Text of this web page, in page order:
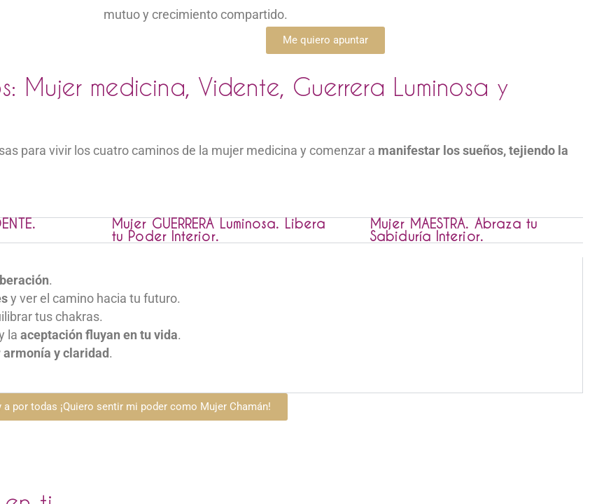
mutuo y crecimiento compartido.
Me quiero apuntar
Mujer medicina, Vidente, Guerrera Luminosa y
para vivir los cuatro caminos de la mujer medicina y comenzar a manifestar los sueños, tejiendo la
Mujer GUERRERA Luminosa. Libera
tu Poder Interior.
Mujer MAESTRA. Abraza tu
Sabiduría Interior.
.
y ver el camino hacia tu futuro.
tus chakras.
la aceptación fluyan en tu vida.
y claridad.
a por todas ¡Quiero sentir mi poder como Mujer Chamán!